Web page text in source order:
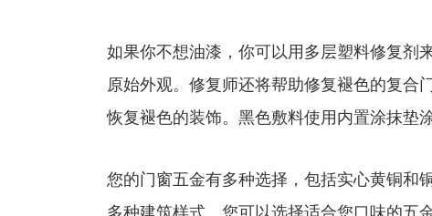
如果你不想油漆，你可以用多层塑料修复剂
原始外观。修复师还将帮助修复褪色的复合
恢复褪色的装饰。黑色敷料使用内置涂抹垫涂
您的门窗五金有多种选择，包括实心黄铜和
多种建筑样式。您可以选择适合您口味的五